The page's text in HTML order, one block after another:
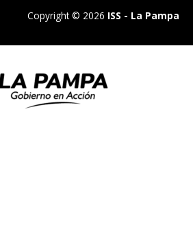
Copyright © 2026 ISS - La Pampa